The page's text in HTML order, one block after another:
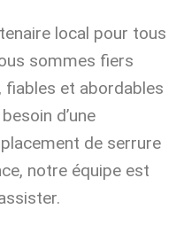
local pour tous
sommes fiers
fiables et abordables
d’une
de serrure
notre équipe est